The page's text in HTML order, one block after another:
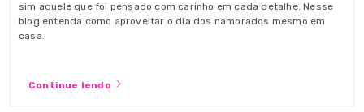
sim aquele que foi pensado com carinho em cada detalhe. Nesse
blog entenda como aproveitar o dia dos namorados mesmo em
casa.
Continue lendo